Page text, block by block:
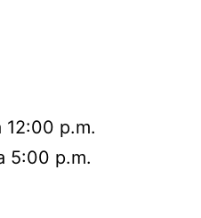
12:00 p.m.
5:00 p.m.